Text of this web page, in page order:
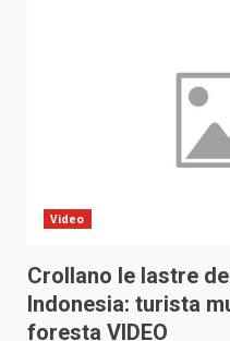
Video
Crollano le lastre
Indonesia: turista
foresta VIDEO